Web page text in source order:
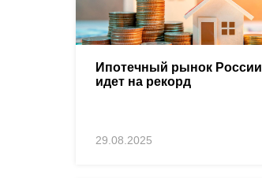
Ипотечный рынок России
идет на рекорд
29.08.2025